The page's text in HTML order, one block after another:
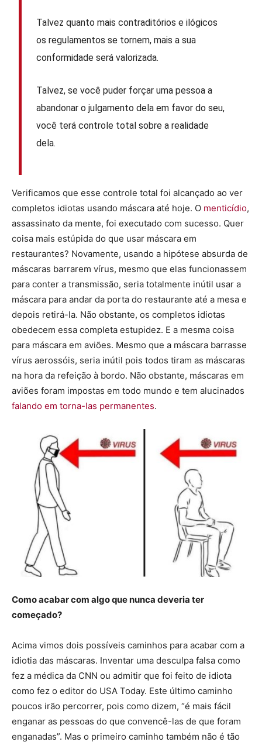
Talvez quanto mais contraditórios e ilógicos
os regulamentos se tornem, mais a sua
conformidade será valorizada.
Talvez, se você puder forçar uma pessoa a
abandonar o julgamento dela em favor do seu,
você terá controle total sobre a realidade
dela.
Verificamos que esse controle total foi alcançado ao ver
completos idiotas usando máscara até hoje. O menticídio,
assassinato da mente, foi executado com sucesso. Quer
coisa mais estúpida do que usar máscara em
restaurantes? Novamente, usando a hipótese absurda de
máscaras barrarem vírus, mesmo que elas funcionassem
para conter a transmissão, seria totalmente inútil usar a
máscara para andar da porta do restaurante até a mesa e
depois retirá-la. Não obstante, os completos idiotas
obedecem essa completa estupidez. E a mesma coisa
para máscara em aviões. Mesmo que a máscara barrasse
vírus aerossóis, seria inútil pois todos tiram as máscaras
na hora da refeição à bordo. Não obstante, máscaras em
aviões foram impostas em todo mundo e tem alucinados
falando em torna-las permanentes.
Como acabar com algo que nunca deveria ter
começado?
Acima vimos dois possíveis caminhos para acabar com a
idiotia das máscaras. Inventar uma desculpa falsa como
fez a médica da CNN ou admitir que foi feito de idiota
como fez o editor do USA Today. Este último caminho
poucos irão percorrer, pois como dizem, “é mais fácil
enganar as pessoas do que convencê-las de que foram
enganadas”. Mas o primeiro caminho também não é tão